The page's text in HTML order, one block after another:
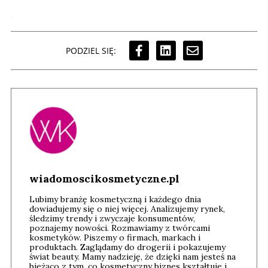
PODZIEL SIĘ:
wiadomoscikosmetyczne.pl
Lubimy branżę kosmetyczną i każdego dnia
dowiadujemy się o niej więcej. Analizujemy rynek,
śledzimy trendy i zwyczaje konsumentów,
poznajemy nowości. Rozmawiamy z twórcami
kosmetyków. Piszemy o firmach, markach i
produktach. Zaglądamy do drogerii i pokazujemy
świat beauty. Mamy nadzieję, że dzięki nam jesteś na